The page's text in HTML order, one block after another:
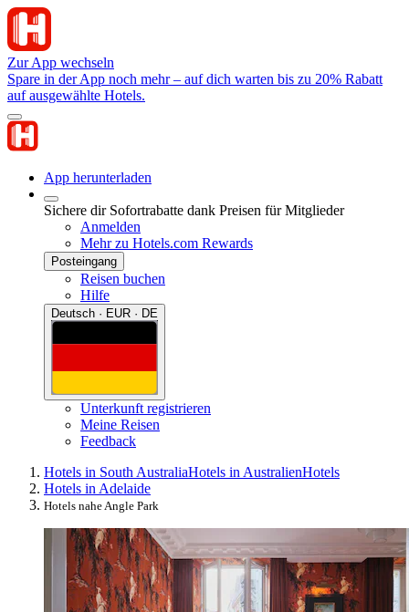
Zur App wechseln
Spare in der App noch mehr – auf dich warten bis zu 20% Rabatt
auf ausgewählte Hotels.
App herunterladen
Sichere dir Sofortrabatte dank Preisen für Mitglieder
Anmelden
Mehr zu Hotels.com Rewards
Posteingang
Reisen buchen
Hilfe
Deutsch · EUR · DE
Unterkunft registrieren
Meine Reisen
Feedback
Hotels in South AustraliaHotels in AustralienHotels
Hotels in Adelaide
Hotels nahe Angle Park